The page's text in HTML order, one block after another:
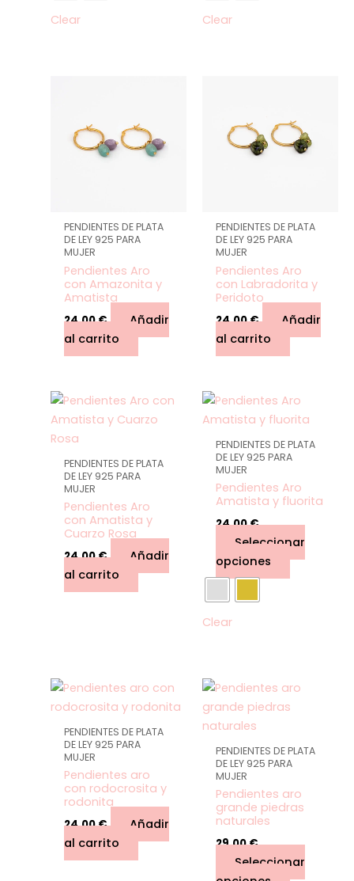
Clear Clear
PENDIENTES DE PLATA
DE LEY 925 PARA
MUJER
Pendientes Aro
con Amazonita y
Amatista
24,00€
Añadir
al carrito
PENDIENTES DE PLATA
DE LEY 925 PARA
MUJER
Pendientes Aro
con Labradorita y
Peridoto
24,00€
Añadir
al carrito
PENDIENTES DE PLATA
DE LEY 925 PARA
MUJER
Pendientes Aro
con Amatista y
Cuarzo Rosa
24,00€
Añadir
al carrito
PENDIENTES DE PLATA
DE LEY 925 PARA
MUJER
Pendientes Aro
Amatista y fluorita
24,00€
Seleccionar
opciones
Este
producto
tiene
múltiples
Las
pueden
Clear
PENDIENTES DE PLATA
DE LEY 925 PARA
MUJER
Pendientes aro
con rodocrosita y
rodonita
24,00€
Añadir
al carrito
PENDIENTES DE PLATA
DE LEY 925 PARA
MUJER
Pendientes aro
grande piedras
naturales
29,00€
Seleccionar
Este
producto
múltiples
variantes.
opciones
elegir
en